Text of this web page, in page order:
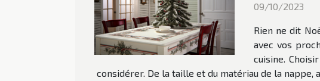
09/10/2023
Rien ne dit
avec vos
cuisine.
considérer. De la taille et du matériau de la nappe,